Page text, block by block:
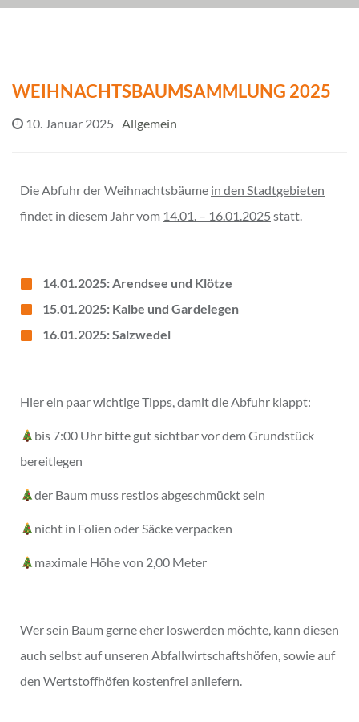
WEIHNACHTSBAUMSAMMLUNG 2025
10. Januar 2025 Allgemein
Die Abfuhr der Weihnachtsbäume in den Stadtgebieten
findet in diesem Jahr vom 14.01. – 16.01.2025 statt.
14.01.2025: Arendsee und Klötze
15.01.2025: Kalbe und Gardelegen
16.01.2025: Salzwedel
Hier ein paar wichtige Tipps, damit die Abfuhr klappt:
bis 7:00 Uhr bitte gut sichtbar vor dem Grundstück
bereitlegen
der Baum muss restlos abgeschmückt sein
nicht in Folien oder Säcke verpacken
maximale Höhe von 2,00 Meter
Wer sein Baum gerne eher loswerden möchte, kann diesen
auch selbst auf unseren Abfallwirtschaftshöfen, sowie auf
den Wertstoffhöfen kostenfrei anliefern.